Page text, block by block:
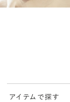
アイテムで探す